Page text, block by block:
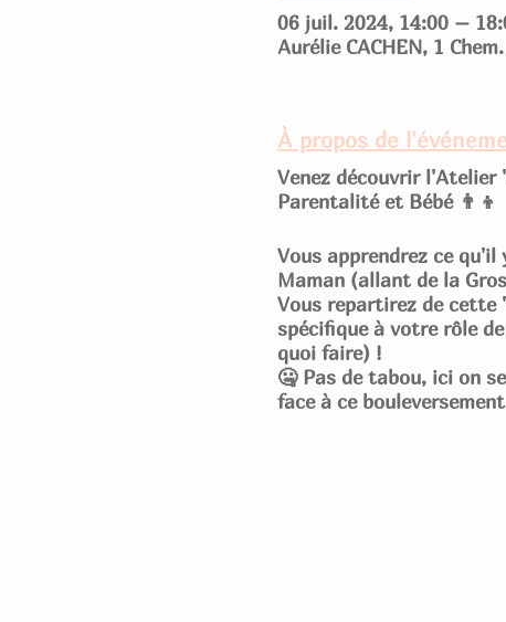
06 juil. 2024, 14:00 –
Aurélie CACHEN, 1
À propos de
Venez découvrir l'Atelier
Parentalité et Bébé 👨‍👦
Vous apprendrez ce qu'il
Maman (allant de la
Vous repartirez de cette
spécifique à votre rôle
quoi faire) !
🤐 Pas de tabou, ici on
face à ce